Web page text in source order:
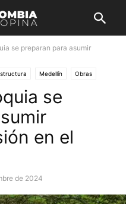
se preparan para asumir
Medellín Obras
se
en el
de 2024